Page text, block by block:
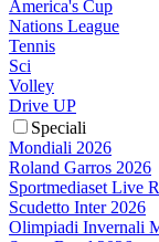
America's Cup
Nations League
Tennis
Sci
Volley
Drive UP
Speciali
Mondiali 2026
Roland Garros 2026
Sportmediaset Live
Scudetto Inter 2026
Olimpiadi Invernali